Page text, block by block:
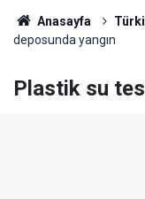
Anasayfa
deposunda yangın
Plastik su